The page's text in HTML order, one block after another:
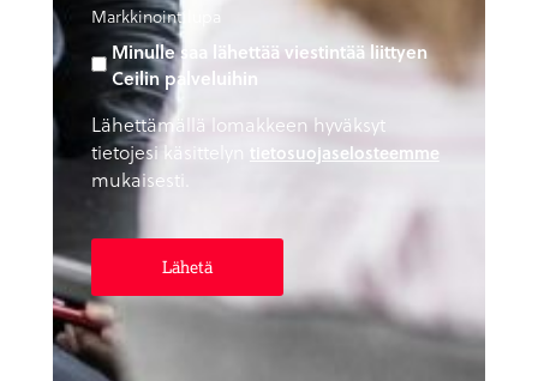
Markkinointilupa
Minulle saa lähettää viestintää liittyen
Ceilin palveluihin
Lähettämällä lomakkeen hyväksyt
tietojesi käsittelyn
tietosuojaselosteemme
mukaisesti.